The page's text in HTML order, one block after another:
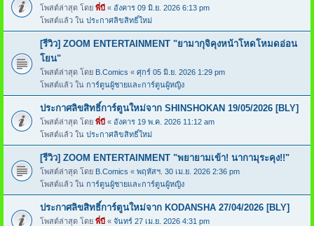
โพสต์ล่าสุด โดย พี่บี « อังคาร 09 มิ.ย. 2026 6:13 pm
โพสต์แล้ว ใน ประกาศลิขสิทธิ์ใหม่
[รีวิว] ZOOM ENTERTAINMENT "ยามากุจิคุงหน้าโหดโหมดอ่อน
โยน"
โพสต์ล่าสุด โดย B.Comics « ศุกร์ 05 มิ.ย. 2026 1:29 pm
โพสต์แล้ว ใน การ์ตูนผู้ชายและการ์ตูนผู้หญิง
ประกาศลิขสิทธิ์การ์ตูนใหม่จาก SHINSHOKAN 19/05/2026 [BLY]
โพสต์ล่าสุด โดย พี่บี « อังคาร 19 พ.ค. 2026 11:12 am
โพสต์แล้ว ใน ประกาศลิขสิทธิ์ใหม่
[รีวิว] ZOOM ENTERTAINMENT "พยายามเข้า! นากามุระคุง!!"
โพสต์ล่าสุด โดย B.Comics « พฤหัสฯ. 30 เม.ย. 2026 2:36 pm
โพสต์แล้ว ใน การ์ตูนผู้ชายและการ์ตูนผู้หญิง
ประกาศลิขสิทธิ์การ์ตูนใหม่จาก KODANSHA 27/04/2026 [BLY]
โพสต์ล่าสุด โดย พี่บี « จันทร์ 27 เม.ย. 2026 4:31 pm